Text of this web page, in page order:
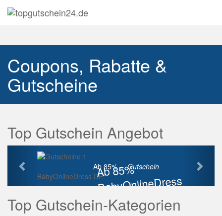
Coupons, Rabatte &
Gutscheine
Top Gutschein Angebot
Ab 85%
BabyOnlineDress
Rabatt
Ab 85% ...Gutschein
BabyOnlineDress DE
Vorherige
Top Gutschein-Kategorien